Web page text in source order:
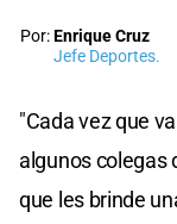
Por:Enrique Cruz
Jefe Deportes.
"Cada vez que
algunos colegas
que les brinde